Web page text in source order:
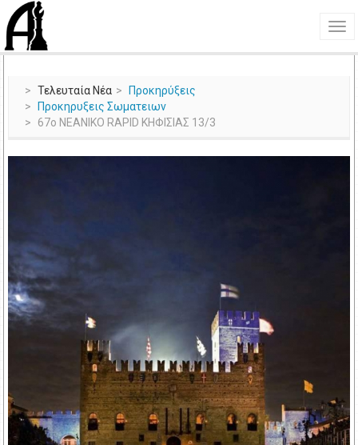
Τελευταία Νέα
Προκηρύξεις
Προκηρυξεις Σωματειων
67ο ΝΕΑΝΙΚΟ RAPID ΚΗΦΙΣΙΑΣ 13/3